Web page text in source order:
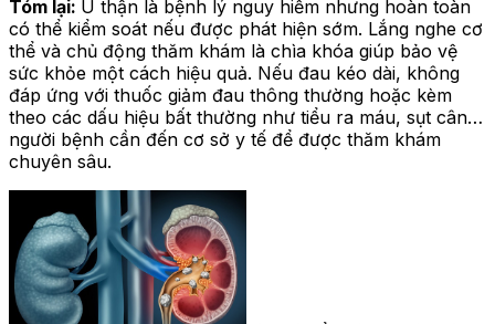
Tóm lại: U thận là bệnh lý nguy hiểm nhưng hoàn toàn
có thể kiểm soát nếu được phát hiện sớm. Lắng nghe cơ
thể và chủ động thăm khám là chìa khóa giúp bảo vệ
sức khỏe một cách hiệu quả. Nếu đau kéo dài, không
đáp ứng với thuốc giảm đau thông thường hoặc kèm
theo các dấu hiệu bất thường như tiểu ra máu, sụt cân…
người bệnh cần đến cơ sở y tế để được thăm khám
chuyên sâu.